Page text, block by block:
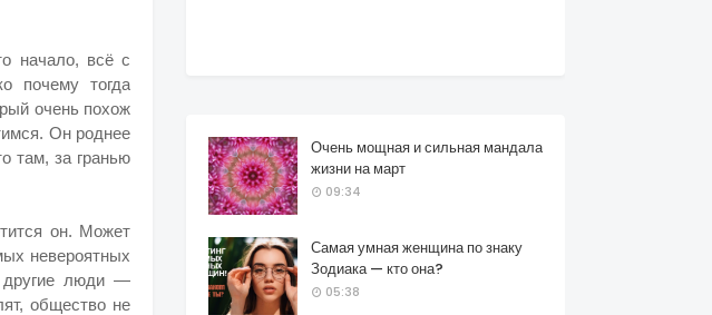
начало, всё с
почему тогда
очень похож
Он роднее
там, за гранью
он. Может
невероятных
другие люди —
общество не
Очень мощная и сильная мандала
жизни на март
09:34
Самая умная женщина по знаку
Зодиака — кто она?
05:38